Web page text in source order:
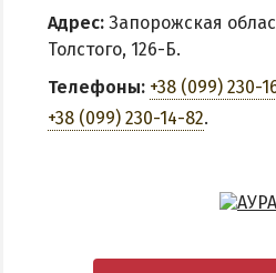
Адрес: Запорожская
Толстого, 126-Б.
Телефоны: +38 (099) 230-
+38 (099) 230-14-82.